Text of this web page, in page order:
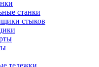
станки
стыков
тележки